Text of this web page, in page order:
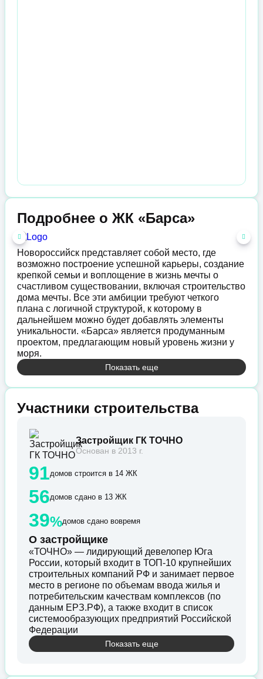
Подробнее о ЖК «Барса»
Новороссийск представляет собой место, где
возможно построение успешной карьеры, создание
крепкой семьи и воплощение в жизнь мечты о
счастливом существовании, включая строительство
дома мечты. Все эти амбиции требуют четкого
плана с логичной структурой, к которому в
дальнейшем можно будет добавлять элементы
уникальности. «Барса» является продуманным
проектом, предлагающим новый уровень жизни у
моря.
Показать еще
Участники строительства
Застройщик ГК ТОЧНО
Основан в 2013 г.
91домов строится в 14 ЖК
56домов сдано в 13 ЖК
39%домов сдано вовремя
О застройщике
«ТОЧНО» — лидирующий девелопер Юга
России, который входит в ТОП-10 крупнейших
строительных компаний РФ и занимает первое
место в регионе по объемам ввода жилья и
потребительским качествам комплексов (по
данным ЕРЗ.РФ), а также входит в список
системообразующих предприятий Российской
Федерации
Показать еще